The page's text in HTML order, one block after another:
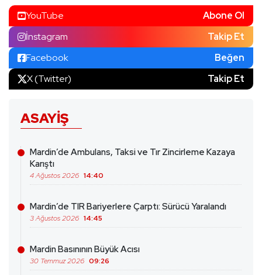
YouTube
Abone Ol
İnstagram
Takip Et
Facebook
Beğen
X (Twitter)
Takip Et
ASAYIŞ
Mardin’de Ambulans, Taksi ve Tır Zincirleme Kazaya
Karıştı
4 Ağustos 2026 14:40
Mardin’de TIR Bariyerlere Çarptı: Sürücü Yaralandı
3 Ağustos 2026 14:45
Mardin Basınının Büyük Acısı
30 Temmuz 2026 09:26